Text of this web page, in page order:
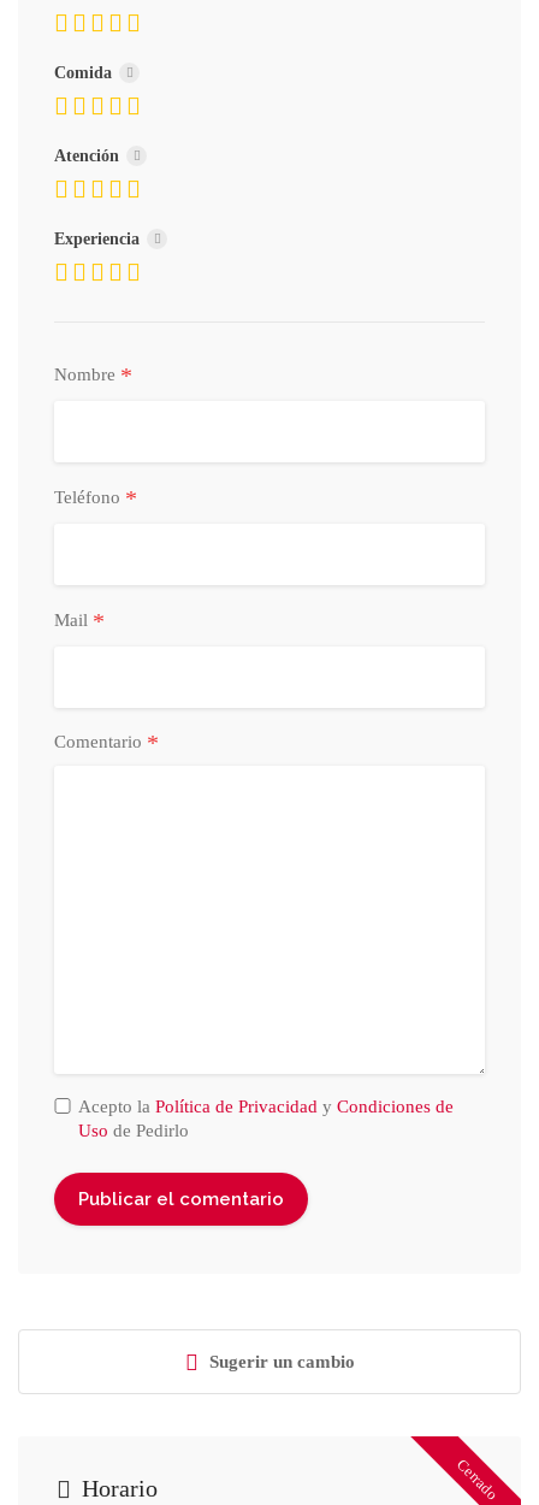
Comida
Atención
Experiencia
Nombre *
Teléfono *
Mail *
Comentario *
Acepto la Política de Privacidad y Condiciones de
Uso de Pedirlo
Sugerir un cambio
Cerrado
Horario